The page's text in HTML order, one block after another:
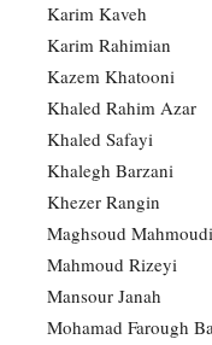
Karim Kaveh
Karim Rahimian
Kazem Khatooni
Khaled Rahim Azar
Khaled Safayi
Khalegh Barzani
Khezer Rangin
Maghsoud Mahmoudi
Mahmoud Rizeyi
Mansour Janah
Mohamad Farough